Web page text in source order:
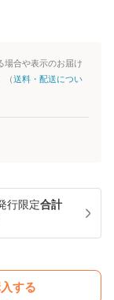
場合や表示のお届け
（送料・配送につい
行限定合計
する